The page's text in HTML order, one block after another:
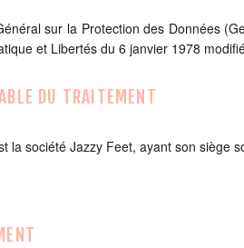
sur la Protection des Données
et Libertés du 6 janvier 1978
DU TRAITEMENT
la société Jazzy Feet, ayant son siège